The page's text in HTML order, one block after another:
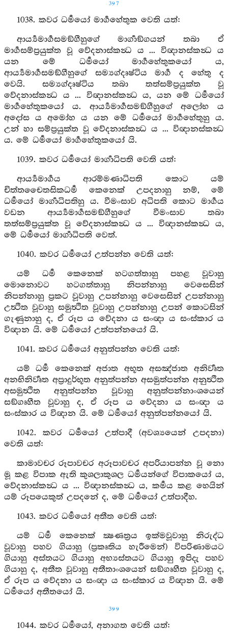
397
1038. කවර ධර්‍මයෝ මාර්‍ගහේතුක වෙති යත්:
ආර්‍ය්‍යමාර්‍ගසමඞ්ගීහුගේ මාර්‍ගාඞ්ගයන් තබා ඒ
මාර්‍ගසම්ප්‍රයුක්ත වූ වේදනාස්කන්‍ධ ය ... විඥානස්කන්‍ධ ය
යන මේ ධර්‍මයෝ මාර්‍ගහේතුකයෝ ය,
ආර්‍ය්‍යමාර්‍ගසමඞ්ගීහුගේ සම්‍යග්දෘෂ්ටිය මාර්‍ග ද හේතු ද
වෙයි. සම්‍යග්දෘෂ්ටිය තබා තත්සම්ප්‍රයුක්ත වූ
වේදනාස්කන්‍ධ ය ... විඥානස්කන්‍ධ ය, යන මේ ධර්‍මයෝ
මාර්‍ගහේතුකයෝ ය. ආර්‍ය්‍යමාර්‍ගසමඞ්ගීහුගේ අලෝභ ය
අදෝස ය අමෝහ ය යන මේ ධර්‍මයෝ මාර්‍ගහේතුහු ය.
උන් හා සම්ප්‍රයුක්ත වූ වේදනාස්කන්‍ධ ය ... විඥානස්කන්‍ධ
ය. මේ ධර්‍මයෝ මාර්‍ගහේතුකයෝ යි.
1039. කවර ධර්‍මයෝ මාර්‍ගාධිපති වෙති යත්:
ආර්‍ය්‍යමාර්‍ගය ආරම්මණාධිපති කොට යම්
චිත්තචෛතසිකධර්‍ම කෙනෙක් උපදනාහු නම්, මේ
ධර්‍මයෝ මාර්‍ගාධිපතිහු ය. වීමංසාව අධිපති කොට මාර්‍ගය
වඩන ආර්‍ය්‍යමාර්‍ගසමඞ්ගීහුගේ වීමංසාව තබා
තත්සම්ප්‍රයුක්ත වූ වේදනාස්කන්‍ධ ය ... විඥානස්කන්‍ධ ය,
මේ ධර්‍මයෝ මාර්‍ගාධිපති වෙත්.
1040. කවර ධර්‍මයෝ උත්පන්න වෙති යත්:
යම් ධර්‍ම කෙනෙක් හටගත්තාහු පහළ වූවාහු
මොනොවට හටගත්තාහු නිපන්නාහු වෙසෙසින්
නිපන්නාහු ප්‍රකට වූවාහු උපන්නාහු වෙසෙසින් උපන්නාහු
උත්‍ථිත වූවාහු සමුත්‍ථිත වූවාහු උපන්නාහු උපන් කොටසින්
ගැණුනාහු ද, ඒ රූප ය වේදනා ය සංඥා ය සංස්කාර ය
විඥාන යි. මේ ධර්‍මයෝ උත්පන්නයෝ යි.
1041. කවර ධර්‍මයෝ අනුත්පන්න වෙති යත්:
යම් ධර්‍ම කෙනෙක් අජාත අභූත අසඤ්ජාත අනිර්‍වෘත
අනභිනිර්‍වෘත අප්‍රාදුර්භූත අනුත්පන්න අසමුත්පන්න අනුත්‍ථිත
අසමුත්‍ථිත අනුත්පන්න වූවාහු අනුත්පන්නාංශයෙන්
සඞ්ගෘහීත වූවාහු ද, ඒ රූප ය වේදනා ය සංඥා ය
සංස්කාර ය විඥාන යි. මේ ධර්‍මයෝ අනුත්පන්නයෝ යි.
1042. කවර ධර්‍මයෝ උත්පාදී (අවශ්‍යයෙන් උපදනා)
වෙති යත්:
කාමාවචර රූපාවචර අරූපාවචර අපරියාපන්න වූ නො
මූ කළ විපාක ඇති කුශලාකුශල ධර්‍මයන්ගේ විපාකයෝ ය,
වේදනාස්කන්‍ධ ය ... විඥානස්කන්‍ධ ය, කර්‍මය කළ හෙයින්
යම් රූපයෙකුත් උපදනේ ද, මේ ධර්‍මයෝ උත්පාදීහ.
1043. කවර ධර්‍මයෝ අතීත වෙති යත්:
යම් ධර්‍ම කෙනෙක් ක්‍ෂණත්‍රය ඉක්මවූවාහු නිරුද්ධ
වූවාහු පහව ගියාහු (ප්‍රකෘතිය හැරීමෙන්) විපරිණාමයට
ගියාහු අස්තයට ගියාහු අභ්‍යස්තයට ගියාහු ඉපිදැ පහව
ගියාහු ද, අතීත වූවාහු අතීතාංශයෙන් සඞ්ගෘහීත වූවාහු ද,
ඒ රූප ය වේදනා ය සංඥා ය සංස්කාර ය විඥාන යි. මේ
ධර්‍මයෝ අතීතයෝ යි.
399
1044. කවර ධර්‍මයෝ, අනාගත වෙති යත්: